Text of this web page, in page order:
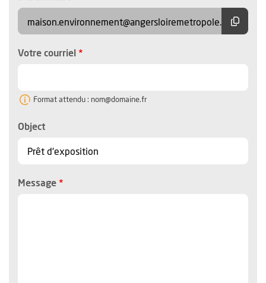
maison.environnement@angersloiremetropole.fr
Votre courriel, champ obligatoire
Format attendu : nom@domaine.fr
Object
Message, champ obligatoire